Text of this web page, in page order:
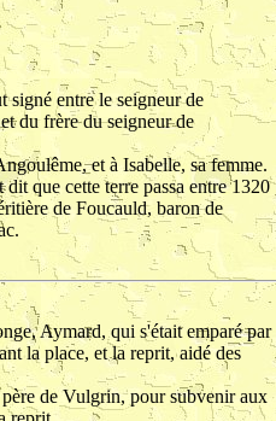
entre le seigneur de
du frère du seigneur de
et à Isabelle, sa femme.
que cette terre passa entre 1320
de Foucauld, baron de
Aymard, qui s'était emparé par
la place, et la reprit, aidé des
de Vulgrin, pour subvenir aux